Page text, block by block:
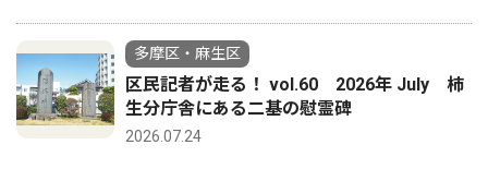
多摩区・麻生区
区民記者が走る！ vol.60 2026年 July 柿
生分庁舎にある二基の慰霊碑
2026.07.24